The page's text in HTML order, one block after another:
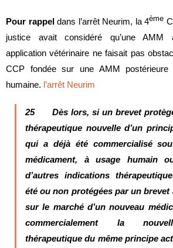
Pour rappeldans l’arrêt Neurim, la 4ème
justice avait considéré qu’une AMM
application vétérinaire ne faisait pas
CCP fondée sur une AMM postérieure
humaine. l’arrêt Neurim
25 Dès lors, si un brevet
thérapeutique nouvelle d’un
qui a déjà été commercialisé
médicament, à usage humain
d’autres indications
été ou non protégées par un brevet
sur le marché d’un nouveau
commercialement la
thérapeutique du même principe